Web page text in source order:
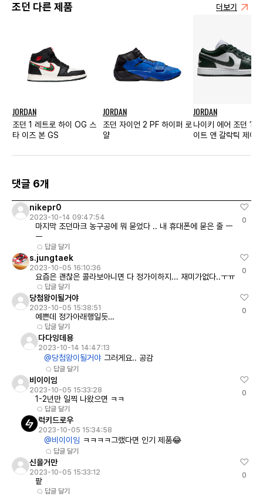
조던 다른 제품 더보기
JORDAN
조던 1 레트로 하이 OG 스
타 이즈 본 GS
JORDAN
조던 자이언 2 PF 하이퍼 로
얄
JORDAN
나이키 에어 조던 1
이트 앤 갈락틱 제이
댓글 6개
nikepr0
2023-10-14 09:47:54
마지막 조던마크 농구공에 뭐 묻었다 .. 내 휴대폰에 묻은 줄 ㅡ
ㅡ
답글 달기
0
s.jungtaek
2023-10-05 16:10:36
요즘은 괜찮은 콜라보아니면 다 정가이하지... 재미가없다..ㅜㅠ
답글 달기
0
당첨왕이될거야
2023-10-05 15:38:51
예쁜데 정가아래행일듯…
답글 달기
0
다다잉데용
2023-10-14 14:47:13
@당첨왕이될거야 그러게요.. 공감
답글 달기
비이이임
2023-10-05 15:33:28
1-2년만 일찍 나왔으면 ㅋㅋ
답글 달기
0
럭키드로우
2023-10-05 15:34:58
@비이이임 ㅋㅋㅋㅋ그랬다면 인기 제품😂
답글 달기
신을거만
2023-10-05 15:33:12
팥
답글 달기
0